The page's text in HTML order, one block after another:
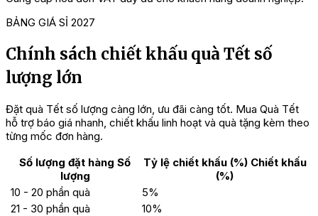
3. Xác nhận và thanh toán đơn hàng
Đơn hàng được xác nhận sau khi hai bên thống nhất đầy đủ các
thông tin:
Số lượng đặt mua.
Giá bán và mức chiết khấu.
Thông tin người nhận và địa chỉ giao hàng.
Thời gian giao hàng dự kiến.
BẢNG GIÁ SỈ 2027
Chính sách chiết khấu quà Tết số
lượng lớn
Đặt quà Tết số lượng càng lớn, ưu đãi càng tốt. Mua Quà Tết
hỗ trợ báo giá nhanh, chiết khấu linh hoạt và quà tặng kèm theo
từng mốc đơn hàng.
Số lượng đặt hàng Số
lượng
Tỷ lệ chiết khấu (%) Chiết khấu
(%)
10 - 20 phần quà
5%
21 - 30 phần quà
10%